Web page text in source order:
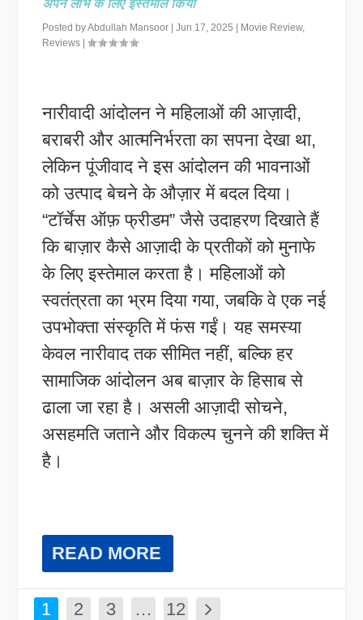
अपने लाभ के लिए इस्तेमाल किया
Posted byAbdullah Mansoor |Jun 17, 2025 Movie Review,
Reviews |
नारीवादी आंदोलन ने महिलाओं की आज़ादी,
बराबरी और आत्मनिर्भरता का सपना देखा था,
लेकिन पूंजीवाद ने इस आंदोलन की भावनाओं
को उत्पाद बेचने के औज़ार में बदल दिया।
“टॉर्चेस ऑफ़ फ्रीडम” जैसे उदाहरण दिखाते हैं
कि बाज़ार कैसे आज़ादी के प्रतीकों को मुनाफे
के लिए इस्तेमाल करता है। महिलाओं को
स्वतंत्रता का भ्रम दिया गया, जबकि वे एक नई
उपभोक्ता संस्कृति में फंस गईं। यह समस्या
केवल नारीवाद तक सीमित नहीं, बल्कि हर
सामाजिक आंदोलन अब बाज़ार के हिसाब से
ढाला जा रहा है। असली आज़ादी सोचने,
असहमति जताने और विकल्प चुनने की शक्ति में
है।
READ MORE
1 2 3 … 12